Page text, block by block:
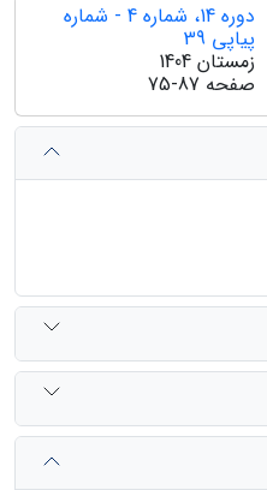
دوره 14، شماره 4 - شماره
پیاپی 39
زمستان 1404
صفحه 75-87